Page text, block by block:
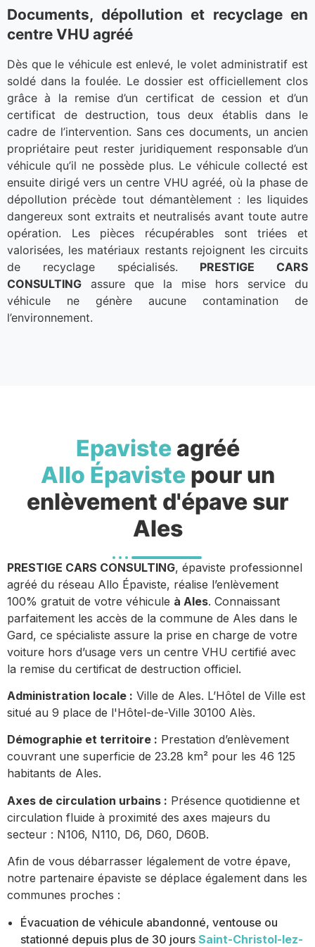
Documents, dépollution et recyclage en
centre VHU agréé
Dès que le véhicule est enlevé, le volet administratif est
soldé dans la foulée. Le dossier est officiellement clos
grâce à la remise d’un certificat de cession et d’un
certificat de destruction, tous deux établis dans le
cadre de l’intervention. Sans ces documents, un ancien
propriétaire peut rester juridiquement responsable d’un
véhicule qu’il ne possède plus. Le véhicule collecté est
ensuite dirigé vers un centre VHU agréé, où la phase de
dépollution précède tout démantèlement : les liquides
dangereux sont extraits et neutralisés avant toute autre
opération. Les pièces récupérables sont triées et
valorisées, les matériaux restants rejoignent les circuits
de recyclage spécialisés. PRESTIGE CARS
CONSULTING assure que la mise hors service du
véhicule ne génère aucune contamination de
l’environnement.
Epavisteagréé
Allo Épavistepour un
enlèvement d'épave sur
Ales
PRESTIGE CARS CONSULTING, épaviste professionnel
agréé du réseau Allo Épaviste, réalise l’enlèvement
100% gratuit de votre véhicule à Ales. Connaissant
parfaitement les accès de la commune de Ales dans le
Gard, ce spécialiste assure la prise en charge de votre
voiture hors d’usage vers un centre VHU certifié avec
la remise du certificat de destruction officiel.
Administration locale : Ville de Ales. L’Hôtel de Ville est
situé au 9 place de l'Hôtel-de-Ville 30100 Alès.
Démographie et territoire : Prestation d’enlèvement
couvrant une superficie de 23.28 km² pour les 46 125
habitants de Ales.
Axes de circulation urbains : Présence quotidienne et
circulation fluide à proximité des axes majeurs du
secteur : N106, N110, D6, D60, D60B.
Afin de vous débarrasser légalement de votre épave,
notre partenaire épaviste se déplace également dans les
communes proches :
Évacuation de véhicule abandonné, ventouse ou
stationné depuis plus de 30 jours Saint-Christol-lez-